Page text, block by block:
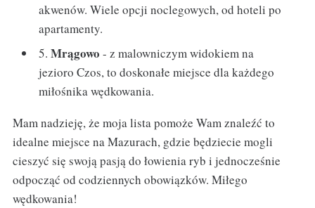
akwenów. Wiele opcji noclegowych, od hoteli po
apartamenty.
5.Mrągowo - z malowniczym widokiem na
jezioro Czos, to doskonałe miejsce dla każdego
miłośnika wędkowania.
Mam nadzieję, że moja lista pomoże Wam znaleźć to
idealne miejsce na Mazurach, gdzie będziecie mogli
cieszyć się swoją pasją do łowienia ryb i jednocześnie
odpocząć od codziennych obowiązków. Miłego
wędkowania!